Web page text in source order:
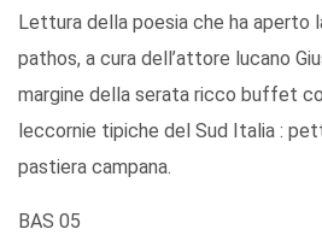
Lettura della poesia che ha aperto
pathos, a cura dell’attore lucano
margine della serata ricco buffet
leccornie tipiche del Sud Italia :
pastiera campana.
BAS 05